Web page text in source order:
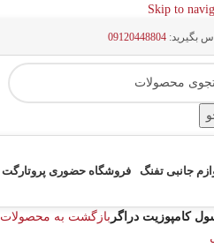
Skip to
بگیرید: 09120448804
جانبی تفنگ فروشگاه حضوری پروتارگت
کامپوزیت دراگر بازگشت به محصولات